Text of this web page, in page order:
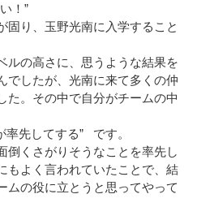
！”
固り、玉野光南に入学すること
の高さに、思うような結果を
でしたが、光南に来て多くの仲
た。その中で自分がチームの中
率先してする” です。
倒くさがりそうなことを率先し
もよく言われていたことで、結
ムの役に立とうと思ってやって